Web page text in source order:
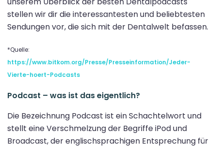
stellen wir dir die interessantesten und beliebtesten
Sendungen vor, die sich mit der Dentalwelt befassen.
*Quelle:
https://www.bitkom.org/Presse/Presseinformation/Jeder-
Vierte-hoert-Podcasts
Podcast – was ist das eigentlich?
Die Bezeichnung Podcast ist ein Schachtelwort und
stellt eine Verschmelzung der Begriffe iPod und
Broadcast, der englischsprachigen Entsprechung für